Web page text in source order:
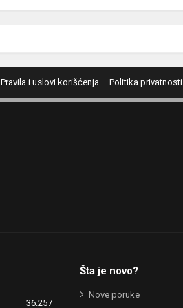
Pravila i uslovi korišćenja Politika privatnosti
36.257
Šta je novo?
Nove poruke